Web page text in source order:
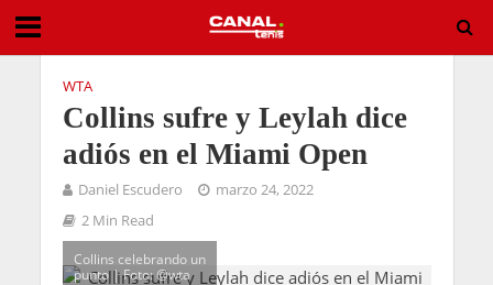
WTA
Collins sufre y Leylah dice
adiós en el Miami Open
Daniel Escudero
marzo 24, 2022
2 Min Read
Collins celebrando un
punto | Foto: @wta